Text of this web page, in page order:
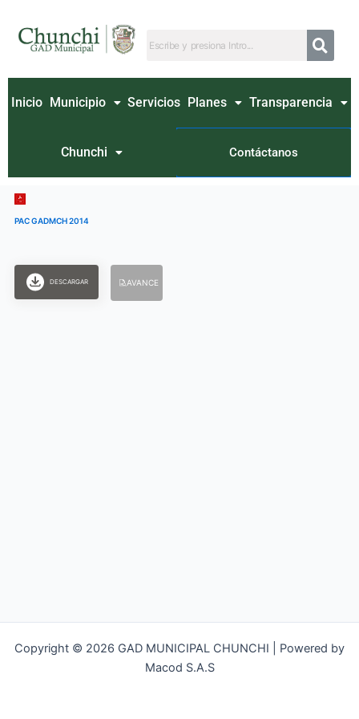
contenido
Inicio Municipio Servicios Planes Transparencia
Chunchi Contáctanos
PAC GADMCH 2014
DESCARGAR AVANCE
Copyright © 2026 GAD MUNICIPAL CHUNCHI | Powered by
Macod S.A.S